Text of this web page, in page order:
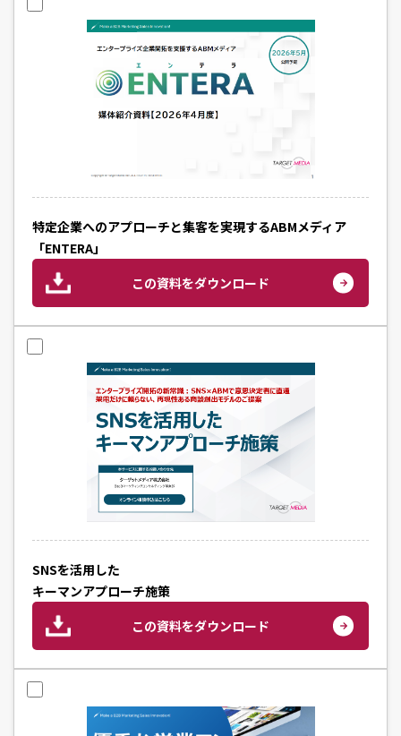
特定企業へのアプローチと集客を実現するABMメディア
「ENTERA」
この資料をダウンロード
SNSを活用した
キーマンアプローチ施策
この資料をダウンロード